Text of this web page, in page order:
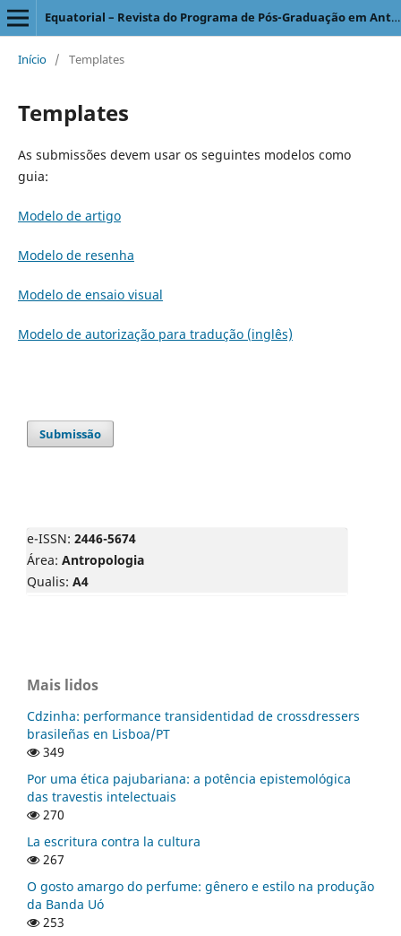
Equatorial – Revista do Programa de Pós-Graduação em Antropologia Social
Início / Templates
Templates
As submissões devem usar os seguintes modelos como
guia:
Modelo de artigo
Modelo de resenha
Modelo de ensaio visual
Modelo de autorização para tradução (inglês)
Submissão
e-ISSN: 2446-5674
Área: Antropologia
Qualis: A4
Mais lidos
Cdzinha: performance transidentidad de crossdressers
brasileñas en Lisboa/PT
349
Por uma ética pajubariana: a potência epistemológica
das travestis intelectuais
270
La escritura contra la cultura
267
O gosto amargo do perfume: gênero e estilo na produção
da Banda Uó
253